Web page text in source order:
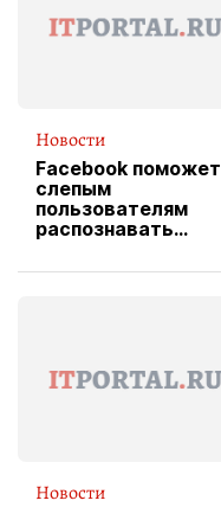
Новости
Facebook поможет
слепым
пользователям
распознавать
Новости